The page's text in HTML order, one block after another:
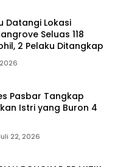
Datangi Lokasi
Seluas 118
2 Pelaku Ditangkap
Pasbar Tangkap
Istri yang Buron 4
22, 2026